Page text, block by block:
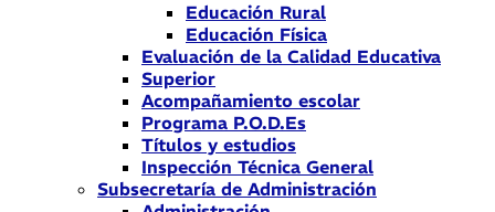
Educación Rural
Educación Física
Evaluación de la Calidad Educativa
Superior
Acompañamiento escolar
Programa P.O.D.Es
Títulos y estudios
Inspección Técnica General
Subsecretaría de Administración